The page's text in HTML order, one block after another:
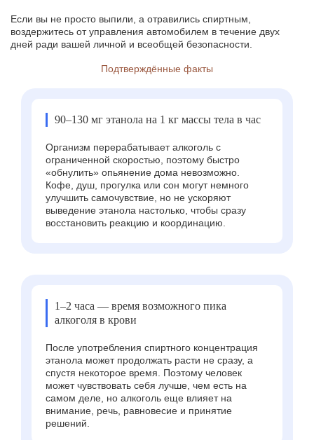
Если вы не просто выпили, а отравились спиртным,
воздержитесь от управления автомобилем в течение двух
дней ради вашей личной и всеобщей безопасности.
Подтверждённые факты
90–130 мг этанола на 1 кг массы тела в час
Организм перерабатывает алкоголь с
ограниченной скоростью, поэтому быстро
«обнулить» опьянение дома невозможно.
Кофе, душ, прогулка или сон могут немного
улучшить самочувствие, но не ускоряют
выведение этанола настолько, чтобы сразу
восстановить реакцию и координацию.
1–2 часа — время возможного пика
алкоголя в крови
После употребления спиртного концентрация
этанола может продолжать расти не сразу, а
спустя некоторое время. Поэтому человек
может чувствовать себя лучше, чем есть на
самом деле, но алкоголь еще влияет на
внимание, речь, равновесие и принятие
решений.